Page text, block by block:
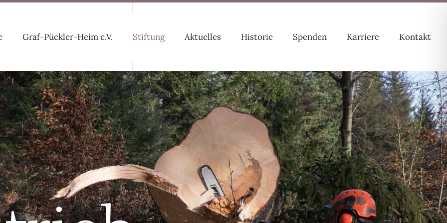
Graf-Pückler-Heim e.V. Stiftung Aktuelles Historie Spenden Karriere Kontakt